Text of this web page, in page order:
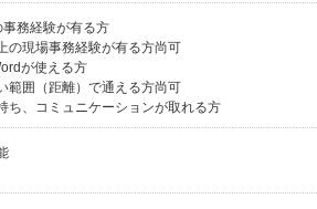
務経験が有る方
現場事務経験が有る方尚可
が使える方
範囲（距離）で通える方尚可
ち、コミュニケーションが取れる方